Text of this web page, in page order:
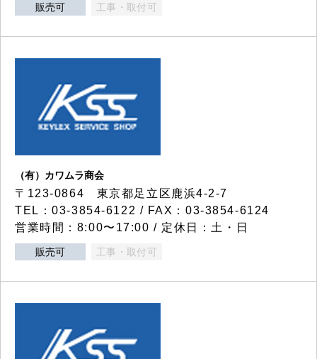
販売可 工事・取付可
（有）カワムラ商会
〒123-0864 東京都足立区鹿浜4-2-7
TEL：03-3854-6122 / FAX：03-3854-6124
営業時間：8:00〜17:00 / 定休日：土・日
販売可 工事・取付可